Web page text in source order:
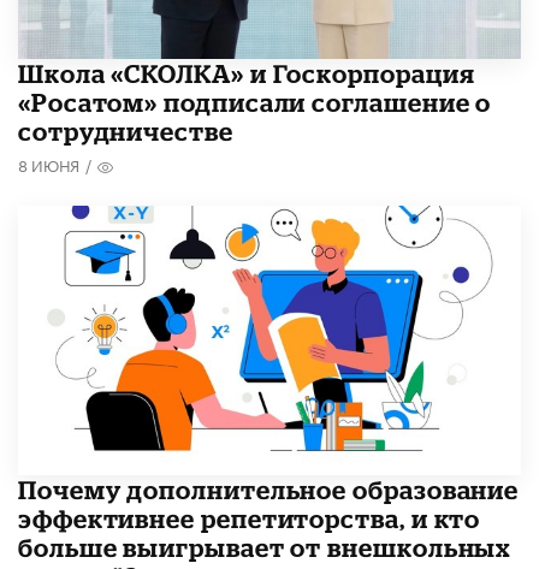
Школа «СКОЛКА» и Госкорпорация
«Росатом» подписали соглашение о
сотрудничестве
8 ИЮНЯ /
​Почему дополнительное образование
эффективнее репетиторства, и кто
больше выигрывает от внешкольных